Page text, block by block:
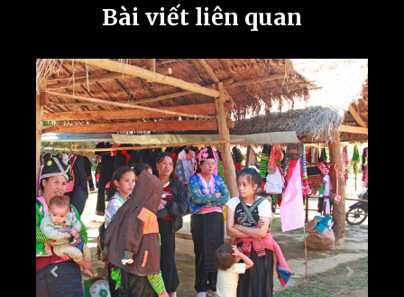
Bài viết liên quan